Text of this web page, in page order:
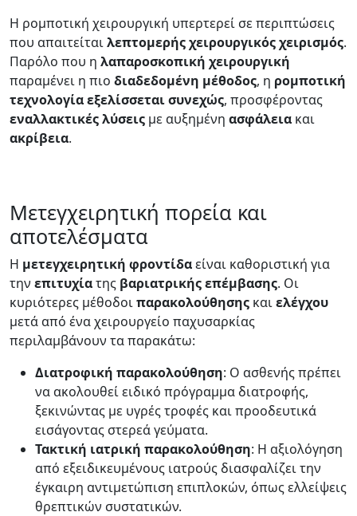
Η ρομποτική χειρουργική υπερτερεί σε περιπτώσεις
που απαιτείταιλεπτομερήςχειρουργικόςχειρισμός.
Παρόλο που η λαπαροσκοπική χειρουργική
παραμένει η πιο διαδεδομένη μέθοδος, η ρομποτική
τεχνολογίαεξελίσσεταισυνεχώς, προσφέροντας
εναλλακτικέςλύσεις με αυξημένη ασφάλεια και
ακρίβεια.
Μετεγχειρητική πορεία και
αποτελέσματα
Η μετεγχειρητική φροντίδαείναι καθοριστική για
την επιτυχίατης βαριατρικήςεπέμβασης. Οι
κυριότερες μέθοδοιπαρακολούθησης καιελέγχου
μετά από ένα χειρουργείο παχυσαρκίας
περιλαμβάνουν τα παρακάτω:
Διατροφική παρακολούθηση: Ο ασθενής πρέπει
να ακολουθεί ειδικό πρόγραμμα διατροφής,
ξεκινώντας με υγρές τροφές και προοδευτικά
εισάγοντας στερεά γεύματα.
Τακτική ιατρική παρακολούθηση: Η αξιολόγηση
από εξειδικευμένους ιατρούς διασφαλίζει την
έγκαιρη αντιμετώπιση επιπλοκών, όπως ελλείψεις
θρεπτικών συστατικών.